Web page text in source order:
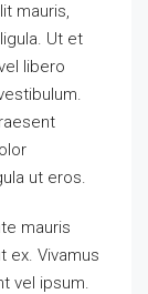
mauris,
Ut et
libero
ut eros.
mauris
ex. Vivamus
vel ipsum.